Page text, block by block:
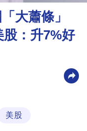
大蕭條」
：升7%好
美股